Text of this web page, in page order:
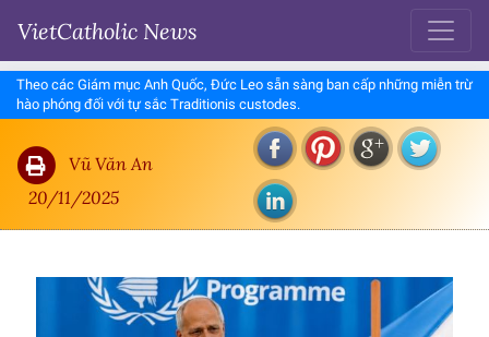
VietCatholic News
Theo các Giám mục Anh Quốc, Đức Leo sẵn sàng ban cấp những miễn trừ
hào phóng đối với tự sắc Traditionis custodes.
Vũ Văn An
20/11/2025